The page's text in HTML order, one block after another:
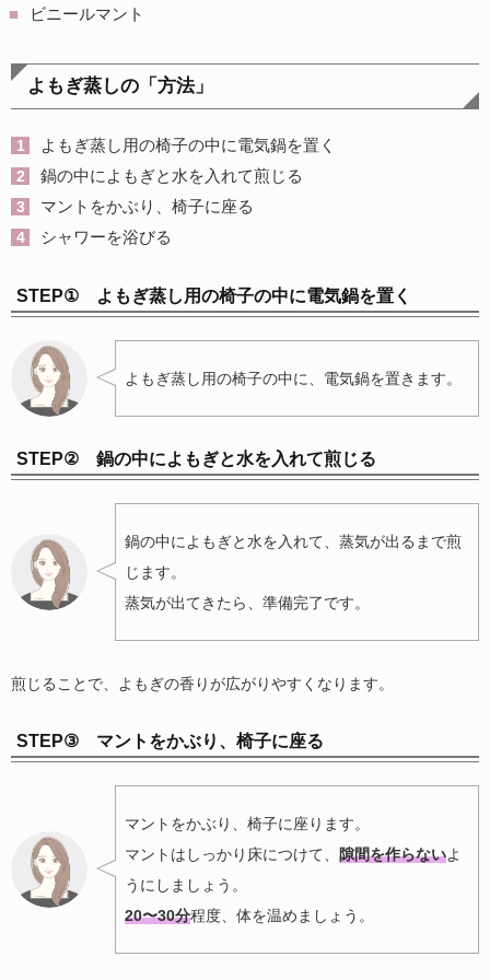
ビニールマント
よもぎ蒸しの「方法」
よもぎ蒸し用の椅子の中に電気鍋を置く
鍋の中によもぎと水を入れて煎じる
マントをかぶり、椅子に座る
シャワーを浴びる
STEP① よもぎ蒸し用の椅子の中に電気鍋を置く
よもぎ蒸し用の椅子の中に、電気鍋を置きます。
STEP② 鍋の中によもぎと水を入れて煎じる
鍋の中によもぎと水を入れて、蒸気が出るまで煎
じます。
蒸気が出てきたら、準備完了です。
煎じることで、よもぎの香りが広がりやすくなります。
STEP③ マントをかぶり、椅子に座る
マントをかぶり、椅子に座ります。
マントはしっかり床につけて、 隙間を作らないよ
うにしましょう。
20〜30分程度、体を温めましょう。